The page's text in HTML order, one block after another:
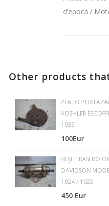
d'epoca /
Other products
PLATO
KOEHLER
1935
100Eur
BUJE TRASERO
DAVIDSON
1924 / 1925
450 Eur